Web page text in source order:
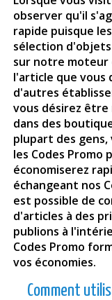
observer qu'il
rapide puisque
sélection d'objets
sur notre moteur
l'article que vous
d'autres
vous désirez être
dans des
plupart des gens,
les Codes Promo
économiserez
échangeant nos
est possible de
d'articles à des
publions à
Codes Promo
vos économies.
Comment